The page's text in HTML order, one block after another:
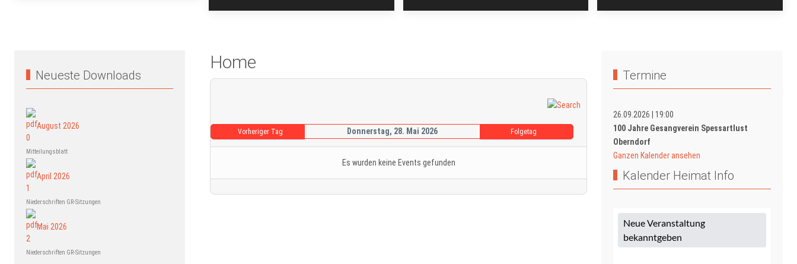
Neueste Downloads
August 2026
Mitteilungsblatt
April 2026
Niederschriften GR-Sitzungen
Mai 2026
Niederschriften GR-Sitzungen
Home
Vorheriger Tag Donnerstag, 28. Mai 2026 Folgetag
Es wurden keine Events gefunden
Termine
26.09.2026
19:00
100 Jahre Gesangverein Spessartlust
Oberndorf
Ganzen Kalender ansehen
Kalender Heimat Info